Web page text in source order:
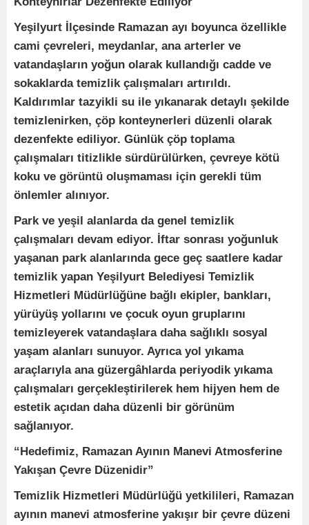
Yeşilyurt İlçesinde Ramazan ayı boyunca özellikle
cami çevreleri, meydanlar, ana arterler ve
vatandaşların yoğun olarak kullandığı cadde ve
sokaklarda temizlik çalışmaları artırıldı.
Kaldırımlar tazyikli su ile yıkanarak detaylı şekilde
temizlenirken, çöp konteynerleri düzenli olarak
dezenfekte ediliyor. Günlük çöp toplama
çalışmaları titizlikle sürdürülürken, çevreye kötü
koku ve görüntü oluşmaması için gerekli tüm
önlemler alınıyor.
Park ve yeşil alanlarda da genel temizlik
çalışmaları devam ediyor. İftar sonrası yoğunluk
yaşanan park alanlarında gece geç saatlere kadar
temizlik yapan Yeşilyurt Belediyesi Temizlik
Hizmetleri Müdürlüğüne bağlı ekipler, bankları,
yürüyüş yollarını ve çocuk oyun gruplarını
temizleyerek vatandaşlara daha sağlıklı sosyal
yaşam alanları sunuyor. Ayrıca yol yıkama
araçlarıyla ana güzergâhlarda periyodik yıkama
çalışmaları gerçekleştirilerek hem hijyen hem de
estetik açıdan daha düzenli bir görünüm
sağlanıyor.
“Hedefimiz, Ramazan Ayının Manevi Atmosferine
Yakışan Çevre Düzenidir”
Temizlik Hizmetleri Müdürlüğü yetkilileri, Ramazan
ayının manevi atmosferine yakışır bir çevre düzeni